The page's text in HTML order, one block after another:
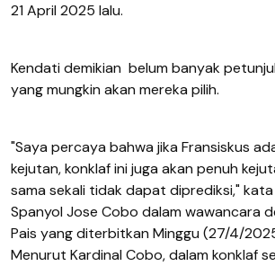
21 April 2025 lalu.
Kendati demikian belum banyak
yang mungkin akan mereka pilih.
"Saya percaya bahwa jika Fransiskus
kejutan, konklaf ini juga akan penuh
sama sekali tidak dapat diprediksi," kata
Spanyol Jose Cobo dalam wawancara
Pais yang diterbitkan Minggu (27/4/
Menurut Kardinal Cobo, dalam konklaf